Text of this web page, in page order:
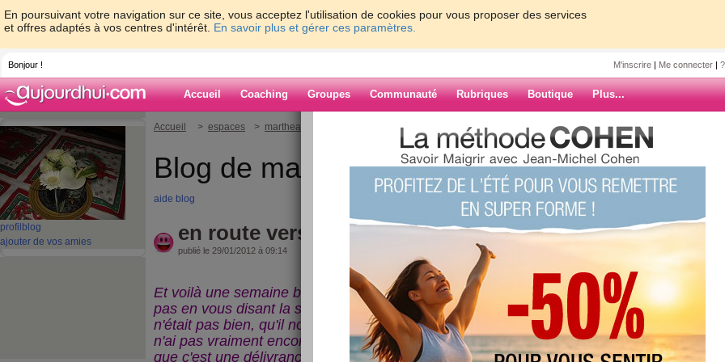
En poursuivant votre navigation sur ce site, vous acceptez l'utilisation de cookies pour vous proposer des services
et offres adaptés à vos centres d'intérêt. En savoir plus et gérer ces paramètres.
Bonjour ! M'inscrire | Me connecter |
Accueil Coaching Groupes Communauté Rubriques Boutique Plus...
profil blog
ajouter de vos amies
Accueil > espaces > marthealice > en route vers février
Blog de marthealice
aide blog
en route vers février
publié le 29/01/2012 à 09:14
Et voilà une semaine bien vite passée, je ne pensais
pas en vous disant la semaine dernière que mon frère
n'était pas bien, qu'il nous quitterait dans la journée, je
n'ai pas vraiment encore réalisé .Je pense seulement
que c'est une délivrance pour lui, parcr qu'il a vraiment
ARCHIVES